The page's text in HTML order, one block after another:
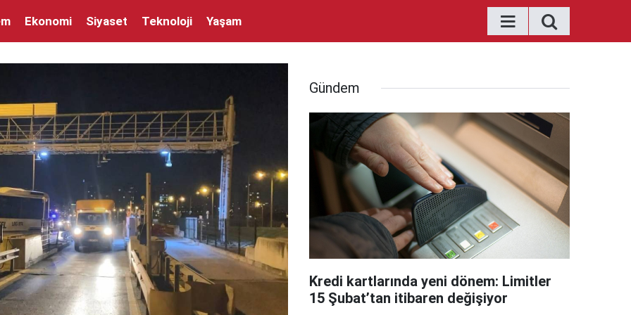
Ekonomi Siyaset Teknoloji Yaşam
Gündem
Kredi kartlarında yeni dönem: Limitler
15 Şubat’tan itibaren değişiyor